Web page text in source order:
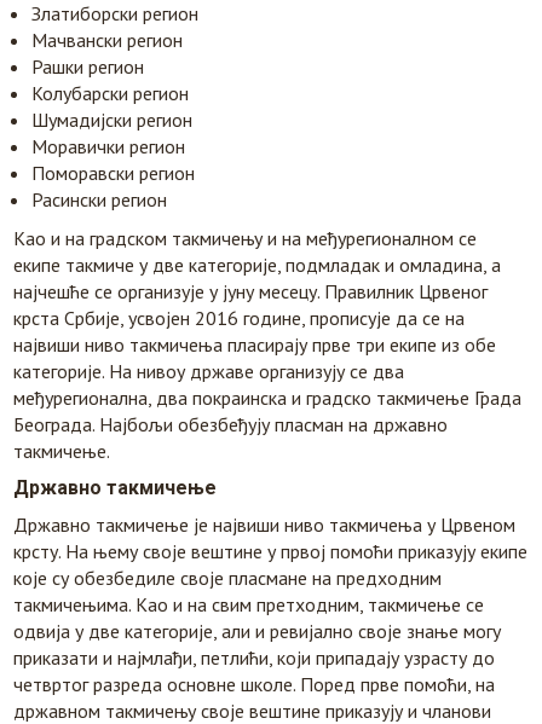
Златиборски регион
Мачвански регион
Рашки регион
Колубарски регион
Шумадијски регион
Моравички регион
Поморавски регион
Расински регион
Као и на градском такмичењу и на међурегионалном се
екипе такмиче у две категорије, подмладак и омладина, а
најчешће се организује у јуну месецу. Правилник Црвеног
крста Србије, усвојен 2016 године, прописује да се на
највиши ниво такмичења пласирају прве три екипе из обе
категорије. На нивоу државе организују се два
међурегионална, два покраинска и градско такмичење Града
Београда. Најбољи обезбеђују пласман на државно
такмичење.
Државно такмичење
Државно такмичење је највиши ниво такмичења у Црвеном
крсту. На њему своје вештине у првој помоћи приказују екипе
које су обезбедиле своје пласмане на предходним
такмичењима. Као и на свим претходним, такмичење се
одвија у две категорије, али и ревијално своје знање могу
приказати и најмлађи, петлићи, који припадају узрасту до
четвртог разреда основне школе. Поред прве помоћи, на
државном такмичењу своје вештине приказују и чланови